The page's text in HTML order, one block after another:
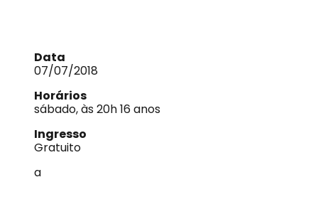
Data
07/07/2018
Horários
sábado, às 20h 16 anos
Ingresso
Gratuito
a